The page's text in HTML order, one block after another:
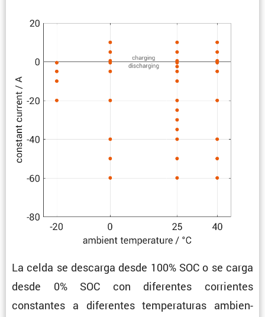
La celda se descarga desde 100% SOC o se carga
desde 0% SOC con diferentes corrientes
constantes a diferentes tempe­ra­turas ambien­